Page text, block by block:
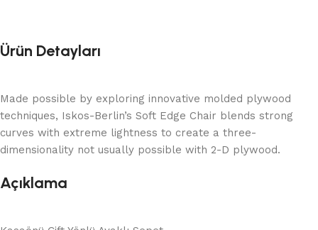
Ürün Detayları
Made possible by exploring innovative molded plywood
techniques, Iskos-Berlin’s Soft Edge Chair blends strong
curves with extreme lightness to create a three-
dimensionality not usually possible with 2-D plywood.
Açıklama